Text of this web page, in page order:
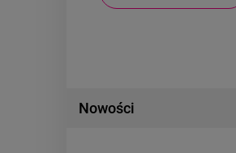
Nowości